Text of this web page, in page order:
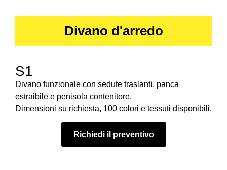
Divano d'arredo
S1
Divano funzionale con sedute traslanti, panca
estraibile e penisola contenitore.
Dimensioni su richiesta, 100 colori e tessuti disponibili.
Richiedi il preventivo